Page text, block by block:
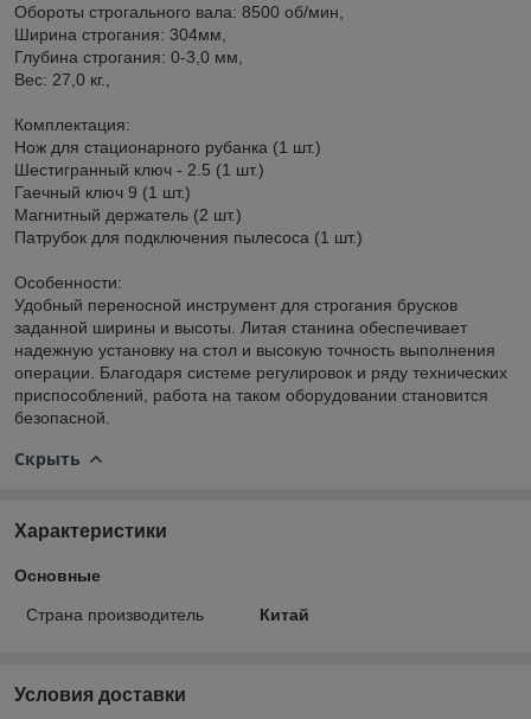
Обороты строгального вала: 8500 об/мин,
Ширина строгания: 304мм,
Глубина строгания: 0-3,0 мм,
Вес: 27,0 кг.,
Комплектация:
Нож для стационарного рубанка (1 шт.)
Шестигранный ключ - 2.5 (1 шт.)
Гаечный ключ 9 (1 шт.)
Магнитный держатель (2 шт.)
Патрубок для подключения пылесоса (1 шт.)
Особенности:
Удобный переносной инструмент для строгания брусков
заданной ширины и высоты. Литая станина обеспечивает
надежную установку на стол и высокую точность выполнения
операции. Благодаря системе регулировок и ряду технических
приспособлений, работа на таком оборудовании становится
безопасной.
Скрыть
Характеристики
Основные
Страна производитель Китай
Условия доставки